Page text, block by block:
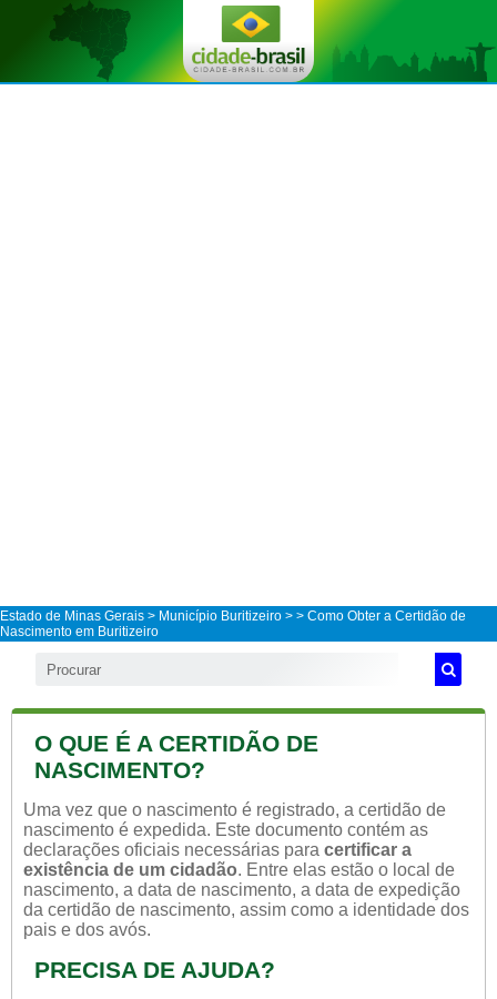
Estado de Minas Gerais > Município Buritizeiro > > Como Obter a Certidão de
Nascimento em Buritizeiro
O QUE É A CERTIDÃO DE
NASCIMENTO?
Uma vez que o nascimento é registrado, a certidão de
nascimento é expedida. Este documento contém as
declarações oficiais necessárias para certificar a
existência de um cidadão. Entre elas estão o local de
nascimento, a data de nascimento, a data de expedição
da certidão de nascimento, assim como a identidade dos
pais e dos avós.
PRECISA DE AJUDA?